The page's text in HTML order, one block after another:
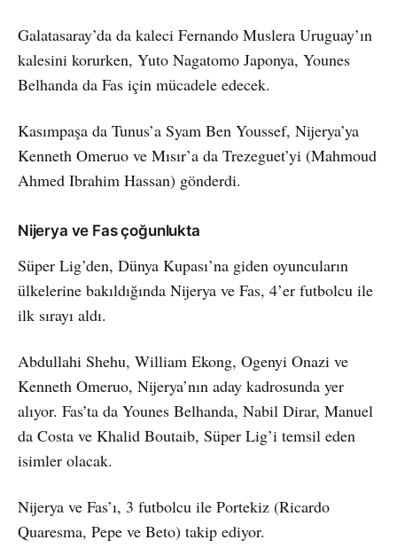
Galatasaray’da da kaleci Fernando Muslera Uruguay’ın
kalesini korurken, Yuto Nagatomo Japonya, Younes
Belhanda da Fas için mücadele edecek.
Kasımpaşa da Tunus’a Syam Ben Youssef, Nijerya’ya
Kenneth Omeruo ve Mısır’a da Trezeguet’yi (Mahmoud
Ahmed Ibrahim Hassan) gönderdi.
Nijerya ve Fas çoğunlukta
Süper Lig’den, Dünya Kupası’na giden oyuncuların
ülkelerine bakıldığında Nijerya ve Fas, 4’er futbolcu ile
ilk sırayı aldı.
Abdullahi Shehu, William Ekong, Ogenyi Onazi ve
Kenneth Omeruo, Nijerya’nın aday kadrosunda yer
alıyor. Fas’ta da Younes Belhanda, Nabil Dirar, Manuel
da Costa ve Khalid Boutaib, Süper Lig’i temsil eden
isimler olacak.
Nijerya ve Fas’ı, 3 futbolcu ile Portekiz (Ricardo
Quaresma, Pepe ve Beto) takip ediyor.